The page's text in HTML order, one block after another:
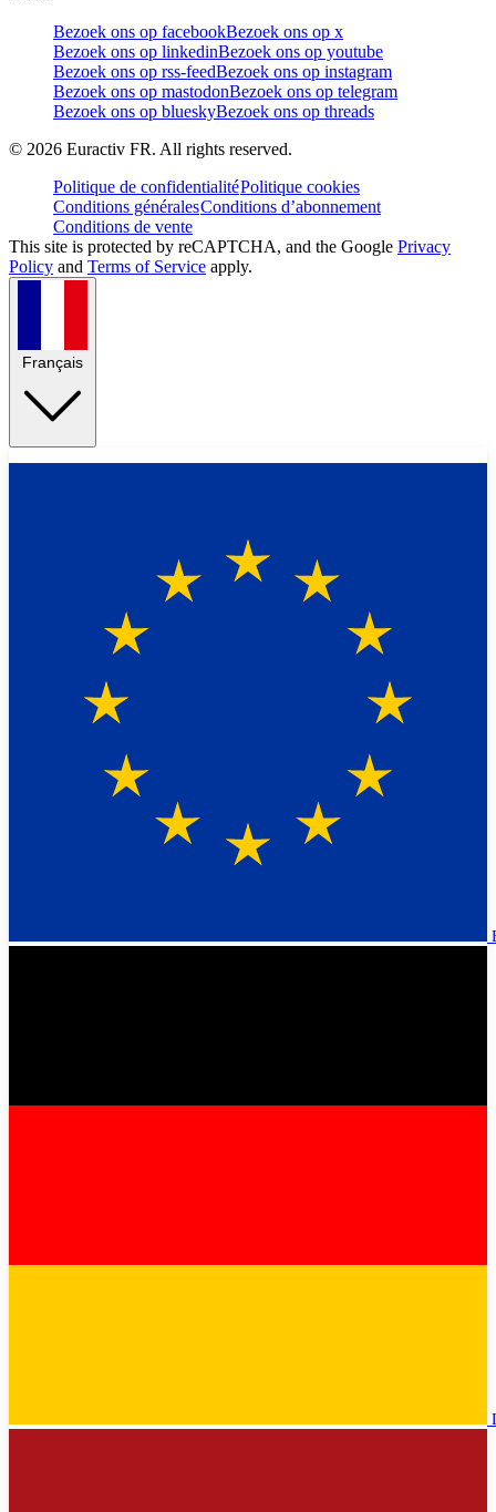
Bezoek ons op facebookBezoek ons op x
Bezoek ons op linkedinBezoek ons op youtube
Bezoek ons op rss-feedBezoek ons op instagram
Bezoek ons op mastodonBezoek ons op telegram
Bezoek ons op blueskyBezoek ons op threads
© 2026 Euractiv FR. All rights reserved.
Politique de confidentialitéPolitique cookies
Conditions généralesConditions d’abonnement
Conditions de vente
This site is protected by reCAPTCHA, and the Google Privacy
Policy and Terms of Service apply.
Français